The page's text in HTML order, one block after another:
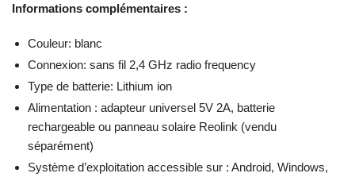
Informations complémentaires :
Couleur: blanc
Connexion: sans fil 2,4 GHz radio frequency
Type de batterie: Lithium ion
Alimentation : adapteur universel 5V 2A, batterie
rechargeable ou panneau solaire Reolink (vendu
séparément)
Système d’exploitation accessible sur : Android, Windows,